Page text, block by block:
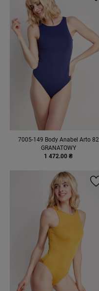
7005-149 Body Anabel Arto 82
GRANATOWY
1 472.00 ₴